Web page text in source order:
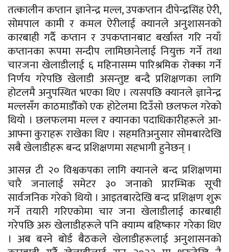
तत्कालीन कप्तान ज्ञानेन्द्र मल्ल, उपकप्तान दीपेन्द्रसिंह ऐरी,
सोमपाल कामी र कमल ऐरीलाई क्यानले अनुशासनको
कारबाही गर्दै कप्तान र उपकप्तानबाट बर्खास्त गरि नयाँ
कप्तानका रूपमा सन्दीप लामिछानेलाई नियुक्त गर्ने तथा
चारजना खेलाडीलाई ६ महिनासम्म पारिश्रमिक रोक्का गर्ने
निर्णय गरेपछि खेलाडी असन्तुष्ट बन्दै प्रशिक्षणका लागि
होटलमै अनुपस्थित भएका थिए । त्यसपछि क्यानले ज्ञानेन्द्र
मल्लसँग काठमाडौँको एक होटेलमा दिउँसो छलफल गरेको
थियो । छलफलमा मल्ल र क्यानका पदाधिकारीहरूले आ-
आफ्ना कुराहरू राखेका थिए । सहमतिअनुसार सोमबारदेखि
सबै खेलाडीहरू बन्द प्रशिक्षणमा सहभागी हुनेछन् ।
आसन्न टी २० विश्वकपका लागि क्यानले बन्द प्रशिक्षणमा
चारै जनालाई समेटर ३० जनाको प्रारम्भिक सूची
सार्वजनिक गरेको थियो । आइतबारदेखि बन्द प्रशिक्षण शुरू
गर्ने तयारी गरिएकोमा चार जना खेलाडीलाई कारबाही
गरेपछि अरु खेलाडीहरूले पनि क्याम्प बहिष्कार गरेका थिए
। अब बस्ने बोर्ड बैठकले खेलाडीहरूलाई अनुशासनको